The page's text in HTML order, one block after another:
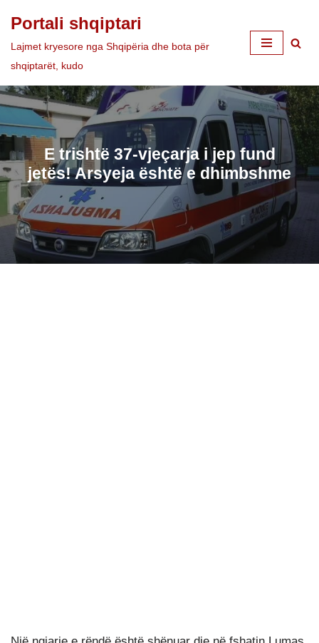
Skip
to
Portali shqiptari
Lajmet kryesore nga Shqipëria dhe bota për
shqiptarët, kudo
E trishtë 37-vjeçarja i jep fund
jetës! Arsyeja është e dhimbshme